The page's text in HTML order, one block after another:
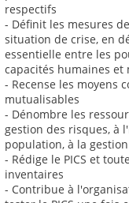
respectifs
- Définit les mesures
situation de crise, en
essentielle entre les
capacités humaines et
- Recense les moyens
mutualisables
- Dénombre les
gestion des risques, à
population, à la
- Rédige le PICS et
inventaires
- Contribue à